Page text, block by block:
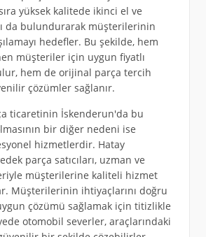
yüksek kalitede ikinci el ve
da bulundurarak müşterilerinin
hedefler. Bu şekilde, hem
müşteriler için uygun fiyatlı
hem de orijinal parça tercih
çözümler sağlanır.
ticaretinin İskenderun'da bu
bir diğer nedeni ise
hizmetlerdir. Hatay
parça satıcıları, uzman ve
müşterilerine kaliteli hizmet
Müşterilerinin ihtiyaçlarını doğru
çözümü sağlamak için titizlikle
otomobil severler, araçlarındaki